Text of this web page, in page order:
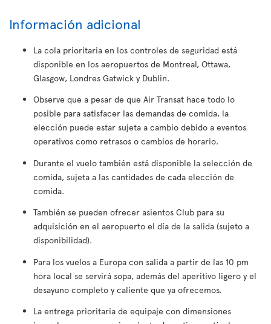
Información adicional
La cola prioritaria en los controles de seguridad está
disponible en los aeropuertos de Montreal, Ottawa,
Glasgow, Londres Gatwick y Dublin.
Observe que a pesar de que Air Transat hace todo lo
posible para satisfacer las demandas de comida, la
elección puede estar sujeta a cambio debido a eventos
operativos como retrasos o cambios de horario.
Durante el vuelo también está disponible la selección de
comida, sujeta a las cantidades de cada elección de
comida.
También se pueden ofrecer asientos Club para su
adquisición en el aeropuerto el día de la salida (sujeto a
disponibilidad).
Para los vuelos a Europa con salida a partir de las 10 pm
hora local se servirá sopa, además del aperitivo ligero y el
desayuno completo y caliente que ya ofrecemos.
La entrega prioritaria de equipaje con dimensiones